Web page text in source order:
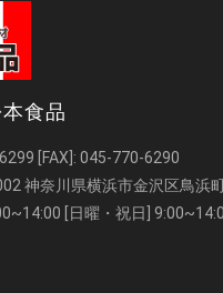
食品
[FAX]: 045-770-6290
神奈川県横浜市金沢区鳥浜
[日曜・祝日]